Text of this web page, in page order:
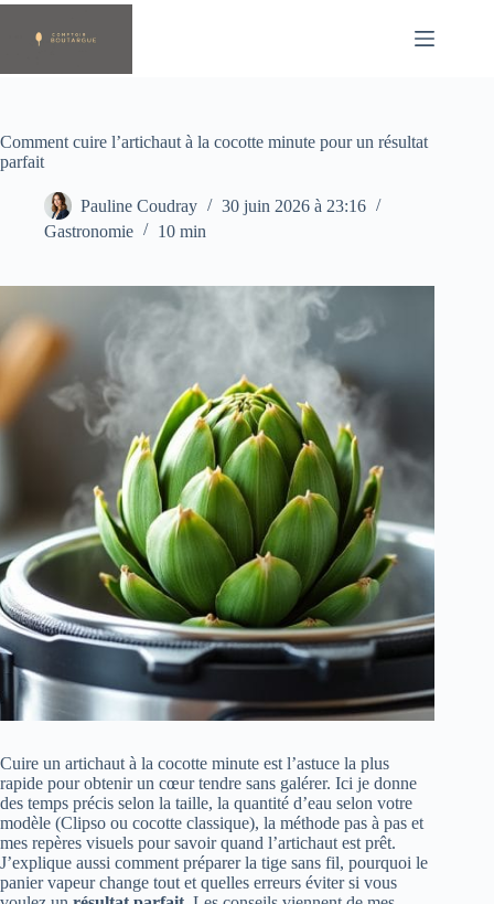
Passer
contenu
Comment cuire l’artichaut à la cocotte minute pour un résultat
parfait
Pauline Coudray
30 juin 2026 à 23:16
Gastronomie
10 min
Cuire un artichaut à la cocotte minute est l’astuce la plus
rapide pour obtenir un cœur tendre sans galérer. Ici je donne
des temps précis selon la taille, la quantité d’eau selon votre
modèle (Clipso ou cocotte classique), la méthode pas à pas et
mes repères visuels pour savoir quand l’artichaut est prêt.
J’explique aussi comment préparer la tige sans fil, pourquoi le
panier vapeur change tout et quelles erreurs éviter si vous